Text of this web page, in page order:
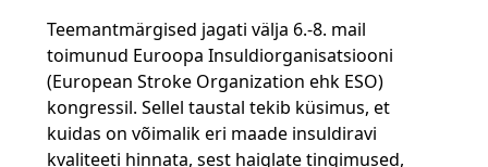
Teemantmärgised jagati välja 6.-8. mail
toimunud Euroopa Insuldiorganisatsiooni
(European Stroke Organization ehk ESO)
kongressil. Sellel taustal tekib küsimus, et
kuidas on võimalik eri maade insuldiravi
kvaliteeti hinnata, sest haiglate tingimused,